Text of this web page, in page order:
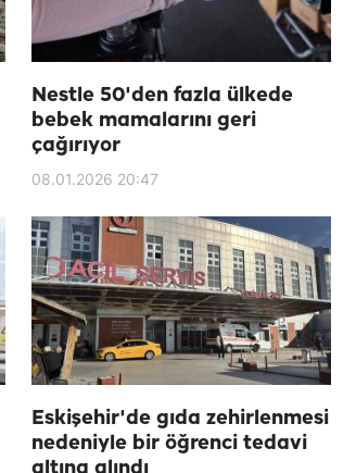
Nestle 50'den fazla ülkede
bebek mamalarını geri
çağırıyor
08.01.2026 20:47
Eskişehir'de gıda zehirlenmesi
nedeniyle bir öğrenci tedavi
altına alındı